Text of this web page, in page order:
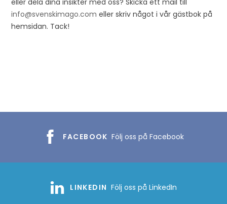
eller dela dina insikter med oss? Skicka ett mail till
info@svenskimago.com eller skriv något i vår gästbok på
hemsidan. Tack!
FACEBOOK Följ oss på Facebook
LINKEDIN Följ oss på LinkedIn